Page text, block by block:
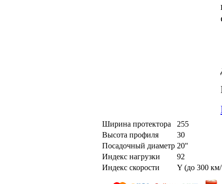
Ширина протектора
255
Высота профиля
30
Посадочный диаметр 20"
Индекс нагрузки
92
Индекс скорости
Y (до 300